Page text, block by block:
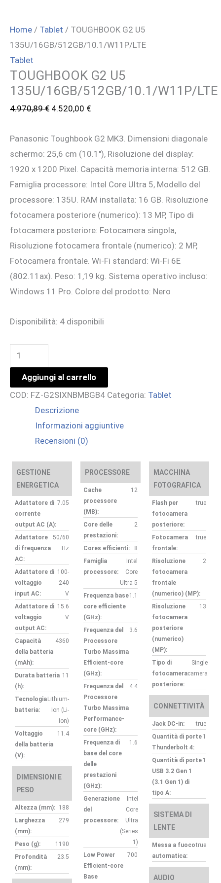
Home / Tablet / TOUGHBOOK G2 U5
135U/16GB/512GB/10.1/W11P/LTE
Tablet
TOUGHBOOK G2 U5
135U/16GB/512GB/10.1/W11P/LTE
4.970,89€ Il
originale
era:
4.970,89 €.
4.520,00 €Il
attuale
è:
4.520,00 €.
Panasonic Toughbook G2 MK3. Dimensioni diagonale
schermo: 25,6 cm (10.1″), Risoluzione del display:
1920 x 1200 Pixel. Capacità memoria interna: 512 GB.
Famiglia processore: Intel Core Ultra 5, Modello del
processore: 135U. RAM installata: 16 GB. Risoluzione
fotocamera posteriore (numerico): 13 MP, Tipo di
fotocamera posteriore: Fotocamera singola,
Risoluzione fotocamera frontale (numerico): 2 MP,
Fotocamera frontale. Wi-Fi standard: Wi-Fi 6E
(802.11ax). Peso: 1,19 kg. Sistema operativo incluso:
Windows 11 Pro. Colore del prodotto: Nero
Disponibilità: 4 disponibili
TOUGHBOOK
G2
135U/16GB/512GB/10.1/W11P/LTE
quantità
Aggiungi al carrello
COD: FZ-G2SIXNBMBGB4 Categoria: Tablet
Descrizione
Informazioni aggiuntive
Recensioni (0)
GESTIONE
ENERGETICA
Adattatore di
corrente
output AC (A):
7.05
Adattatore
di frequenza
AC:
50/60
Hz
Adattatore di
voltaggio
input AC:
100-
240
V
Adattatore di
voltaggio
output AC:
15.6
V
Capacità
della batteria
(mAh):
4360
Durata batteria
(h):
11
Tecnologia
batteria:
Lithium-
Ion (Li-
Ion)
Voltaggio
della batteria
(V):
11.4
DIMENSIONI E
PESO
Altezza (mm): 188
Larghezza
(mm):
279
Peso (g):
1190
Profondità
(mm):
23.5
PROCESSORE
Cache
processore
(MB):
12
Core delle
prestazioni:
2
Cores efficienti:
8
Famiglia
processore:
Intel
Core
Ultra 5
Frequenza base
core efficiente
(GHz):
1.1
Frequenza del
Processore
Turbo Massima
Efficient-core
(GHz):
3.6
Frequenza del
Processore
Turbo Massima
Performance-
core (GHz):
4.4
Frequenza di
base del core
delle
prestazioni
(GHz):
1.6
Generazione
del
processore:
Intel
Core
Ultra
(Series
1)
Low Power
Efficient-core
Base
700
MACCHINA
FOTOGRAFICA
Flash per
fotocamera
posteriore:
true
Fotocamera
frontale:
true
Risoluzione
fotocamera
frontale
(numerico) (MP):
2
Risoluzione
fotocamera
posteriore
(numerico)
(MP):
13
Tipo di
fotocamera
posteriore:
Single
camera
CONNETTIVITÀ
Jack DC-in:
true
Quantità di porte
Thunderbolt 4:
1
Quantità di porte
USB 3.2 Gen 1
(3.1 Gen 1) di
tipo A:
1
SISTEMA DI
LENTE
Messa a fuoco
automatica:
true
AUDIO